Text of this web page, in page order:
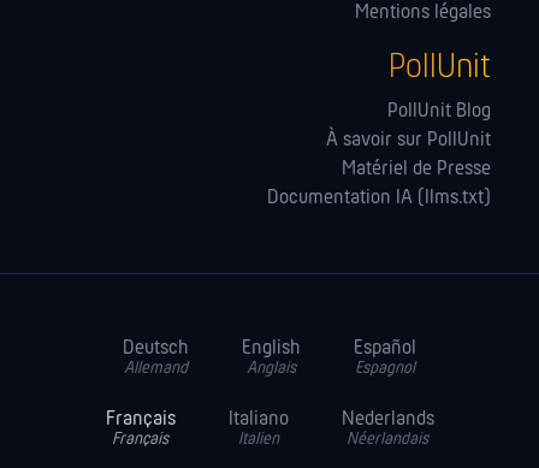
Mentions légales
PollUnit
PollUnit Blog
À savoir sur PollUnit
Matériel de Presse
Documentation IA (llms.txt)
Deutsch
Allemand
English
Anglais
Español
Espagnol
Français
Français
Italiano
Italien
Nederlands
Néerlandais